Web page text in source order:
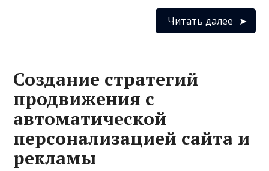
Читать далее
Создание стратегий
продвижения с
автоматической
персонализацией сайта и
рекламы